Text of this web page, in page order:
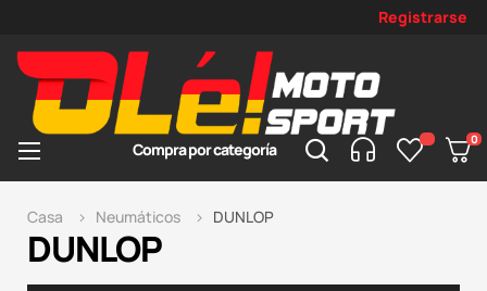
Registrarse
Compra por categoría
0
Toggle
☰
DUNLOP
Casa Neumáticos DUNLOP